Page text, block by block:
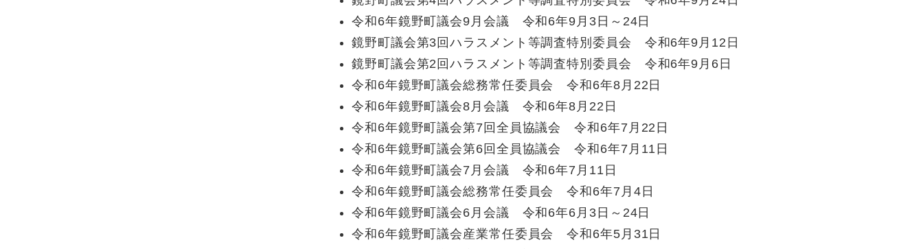
令和6年鏡野町議会9月会議 令和6年9月3日～24日
鏡野町議会第3回ハラスメント等調査特別委員会 令和6年9月12日
鏡野町議会第2回ハラスメント等調査特別委員会 令和6年9月6日
令和6年鏡野町議会総務常任委員会 令和6年8月22日
令和6年鏡野町議会8月会議 令和6年8月22日
令和6年鏡野町議会第7回全員協議会 令和6年7月22日
令和6年鏡野町議会第6回全員協議会 令和6年7月11日
令和6年鏡野町議会7月会議 令和6年7月11日
令和6年鏡野町議会総務常任委員会 令和6年7月4日
令和6年鏡野町議会6月会議 令和6年6月3日～24日
令和6年鏡野町議会産業常任委員会 令和6年5月31日